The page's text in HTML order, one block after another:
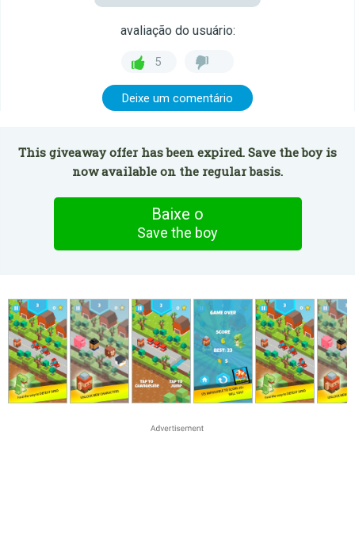
avaliação do usuário:
5
Deixe um comentário
This giveaway offer has been expired. Save the boy is
now available on the regular basis.
Baixe o
Save the boy